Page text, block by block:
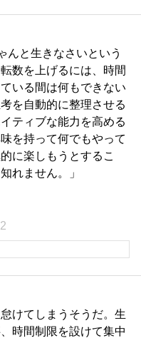
んと生きなさいという
数を上げるには、時間
いる間は何もできない
を自動的に整理させる
ティブな能力を高める
を持って何でもやって
に楽しもうとするこ
れません。」
けてしまうそうだ。生
時間制限を設けて集中